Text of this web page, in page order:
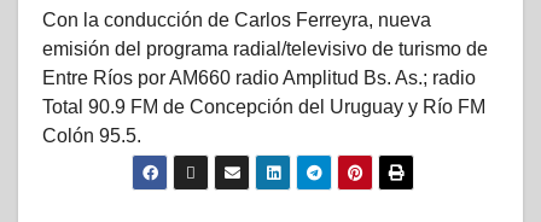
Con la conducción de Carlos Ferreyra, nueva
emisión del programa radial/televisivo de turismo de
Entre Ríos por AM660 radio Amplitud Bs. As.; radio
Total 90.9 FM de Concepción del Uruguay y Río FM
Colón 95.5.